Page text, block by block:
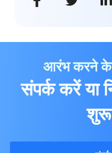
आरंभ करने के
संपर्क करें या